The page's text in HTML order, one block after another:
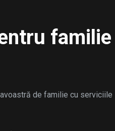
familie
de familie cu serviciile